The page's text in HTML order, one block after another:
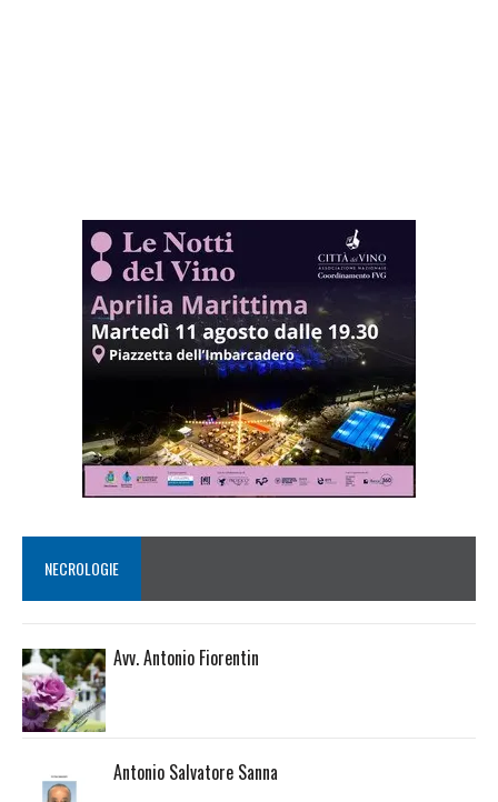
NECROLOGIE
Avv. Antonio Fiorentin
Antonio Salvatore Sanna